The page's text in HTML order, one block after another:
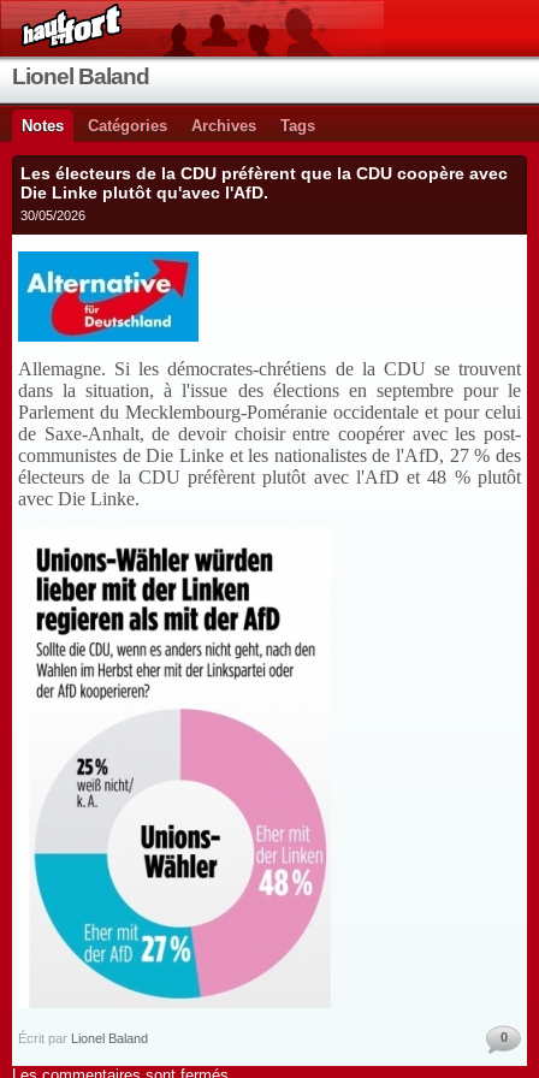
Lionel Baland
Notes Catégories Archives Tags
Les électeurs de la CDU préfèrent que la CDU coopère avec
Die Linke plutôt qu'avec l'AfD.
30/05/2026
Allemagne. Si les démocrates-chrétiens de la CDU se trouvent
dans la situation, à l'issue des élections en septembre pour le
Parlement du Mecklembourg-Poméranie occidentale et pour celui
de Saxe-Anhalt, de devoir choisir entre coopérer avec les post-
communistes de Die Linke et les nationalistes de l'AfD, 27 % des
électeurs de la CDU préfèrent plutôt avec l'AfD et 48 % plutôt
avec Die Linke.
Écrit par Lionel Baland 0